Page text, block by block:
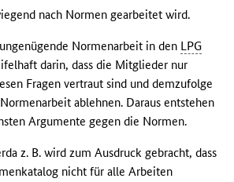
nach Normen gearbeitet wird.
Normenarbeit in den LPG
darin, dass die Mitglieder nur
Fragen vertraut sind und demzufolge
ablehnen. Daraus entstehen
Argumente gegen die Normen.
z. B. wird zum Ausdruck gebracht, dass
nicht für alle Arbeiten